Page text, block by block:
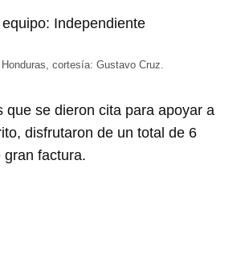
Honduras, cortesía: Gustavo Cruz.
que se dieron cita para apoyar a
disfrutaron de un total de 6
gran factura.